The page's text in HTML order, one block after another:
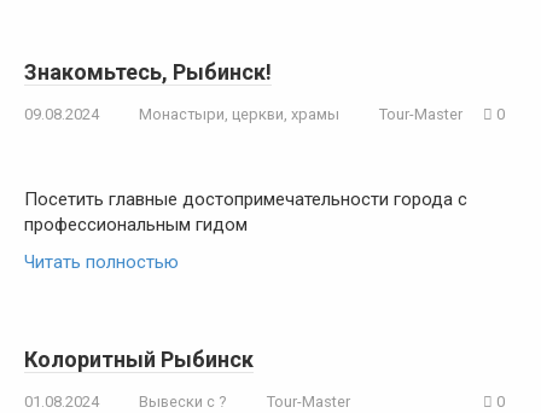
Знакомьтесь, Рыбинск!
09.08.2024 Монастыри, церкви, храмы Tour-Master 0
Посетить главные достопримечательности города с
профессиональным гидом
Читать полностью
Колоритный Рыбинск
01.08.2024 Вывески с ? Tour-Master 0